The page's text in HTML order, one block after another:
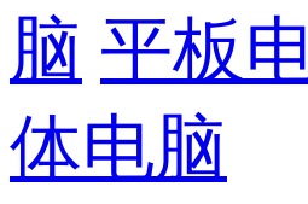
脑 平板
体电脑